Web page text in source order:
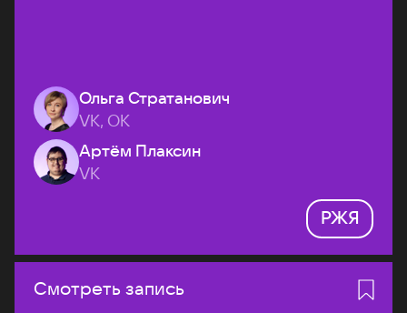
Ольга Стратанович
VK, ОК
Артём Плаксин
VK
РЖЯ
Смотреть запись